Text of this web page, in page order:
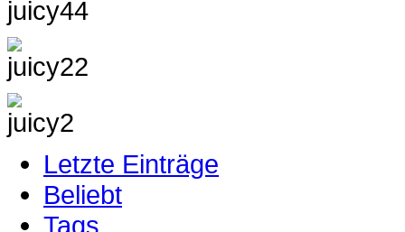
Letzte Einträge
Beliebt
Tags